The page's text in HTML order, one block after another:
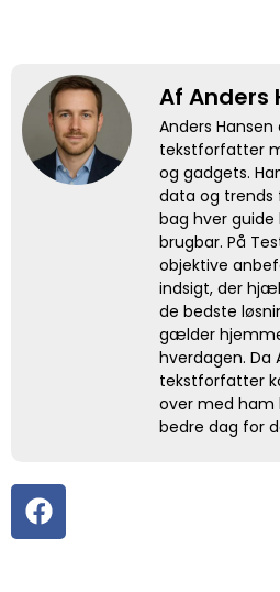
Af Anders
Anders
tekstforfatter
og gadgets.
data og trends
bag hver
brugbar. På
objektive
indsigt, der
de bedste
gælder
hverdagen. Da
tekstforfatter
over med ham
bedre dag for